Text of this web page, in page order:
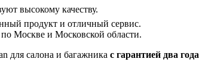
высокому качеству.
продукт и отличный сервис.
Москве и Московской области.
для салона и багажника с гарантией два года